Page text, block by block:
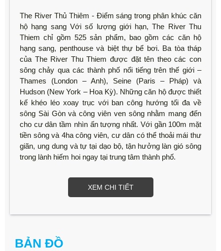
The River Thủ Thiêm - Điểm sáng trong phân khúc căn
hộ hạng sang Với số lượng giới hạn, The River Thu
Thiem chỉ gồm 525 sản phẩm, bao gồm các căn hộ
hạng sang, penthouse và biệt thự bể bơi. Ba tòa tháp
của The River Thu Thiem được đặt tên theo các con
sông chảy qua các thành phố nổi tiếng trên thế giới –
Thames (London – Anh), Seine (Paris – Pháp) và
Hudson (New York – Hoa Kỳ). Những căn hộ được thiết
kế khéo léo xoay trục với ban công hướng tối đa về
sông Sài Gòn và công viên ven sông nhằm mang đến
cho cư dân tầm nhìn ấn tượng nhất. Với gần 100m mặt
tiền sông và 4ha công viên, cư dân có thể thoải mái thư
giãn, ung dung và tự tại dạo bộ, tận hưởng làn gió sông
trong lành hiếm hoi ngay tại trung tâm thành phố.
XEM CHI TIẾT
BẢN ĐỒ